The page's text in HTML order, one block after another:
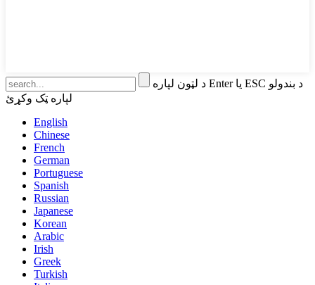
د لټون لپاره Enter یا ESC د بندولو
لپاره ټک وکړئ
English
Chinese
French
German
Portuguese
Spanish
Russian
Japanese
Korean
Arabic
Irish
Greek
Turkish